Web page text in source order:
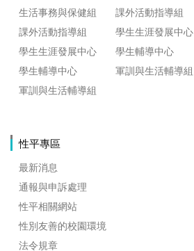
生活事務與保健組
課外活動指導組
學生生涯發展中心
學生輔導中心
軍訓與生活輔導組
課外活動指導組
學生生涯發展中心
學生輔導中心
軍訓與生活輔導組
性平專區
最新消息
通報與申訴處理
性平相關網站
性別友善的校園環境
法令規章